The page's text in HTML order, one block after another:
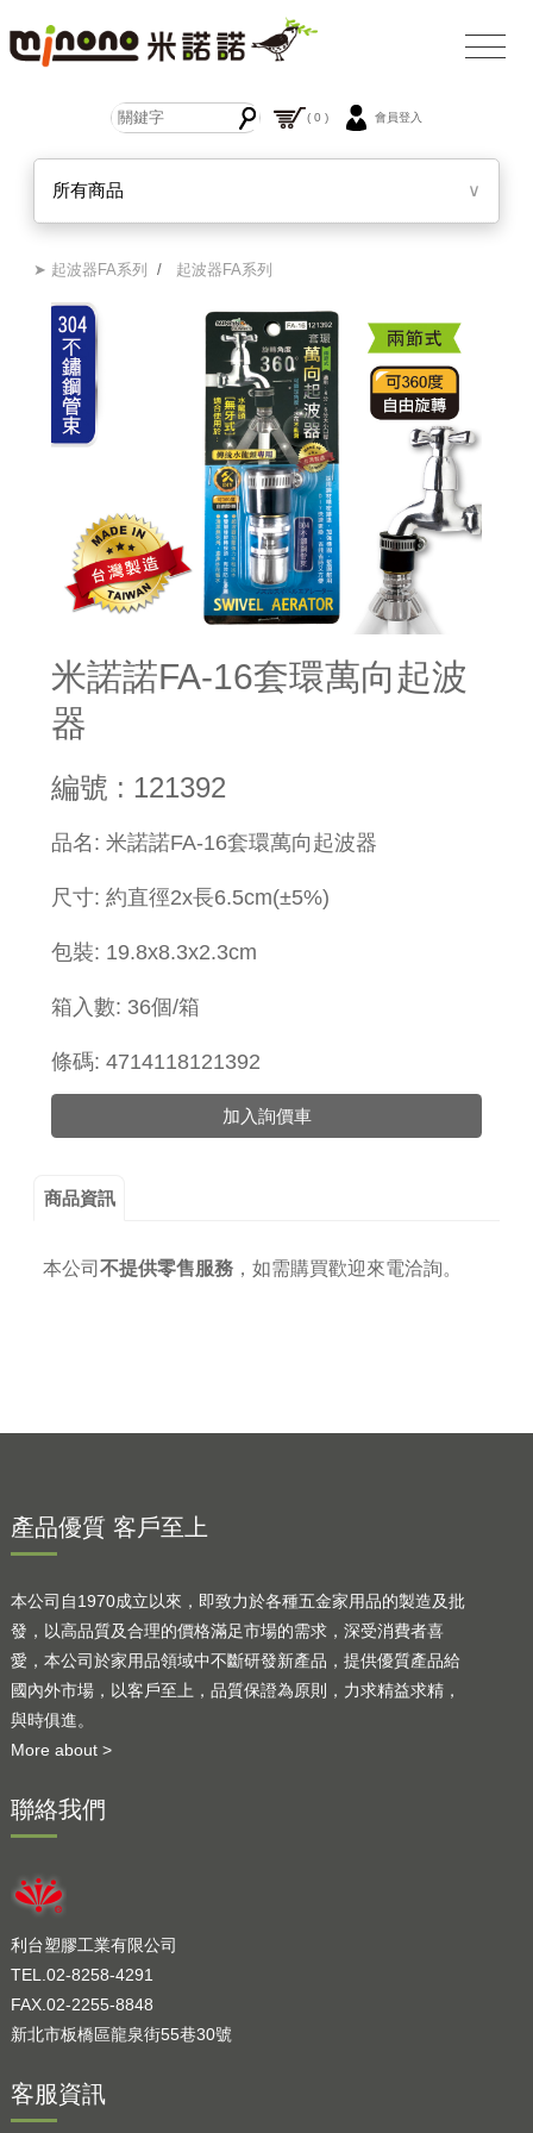
( 0 ) 會員登入
所有商品 ∨
➤ 起波器FA系列 / 起波器FA系列
米諾諾FA-16套環萬向起波
器
編號 : 121392
​品名: 米諾諾FA-16套環萬向起波器
尺寸: 約直徑2x長6.5cm(±5%)
包裝: 19.8x8.3x2.3cm
箱入數: 36個/箱
條碼: 4714118121392
加入詢價車
商品資訊
本公司 不提供零售服務， 如需購買歡迎來電洽詢。
產品優質 客戶至上
本公司自1970成立以來，即致力於各種五金家用品的製造及批
發，以高品質及合理的價格滿足市場的需求，深受消費者喜
愛，本公司於家用品領域中不斷研發新產品，提供優質產品給
國內外市場，以客戶至上，品質保證為原則，力求精益求精，
與時俱進。
More about >
聯絡我們
利台塑膠工業有限公司
TEL.02-8258-4291
FAX.02-2255-8848
新北市板橋區龍泉街55巷30號
客服資訊